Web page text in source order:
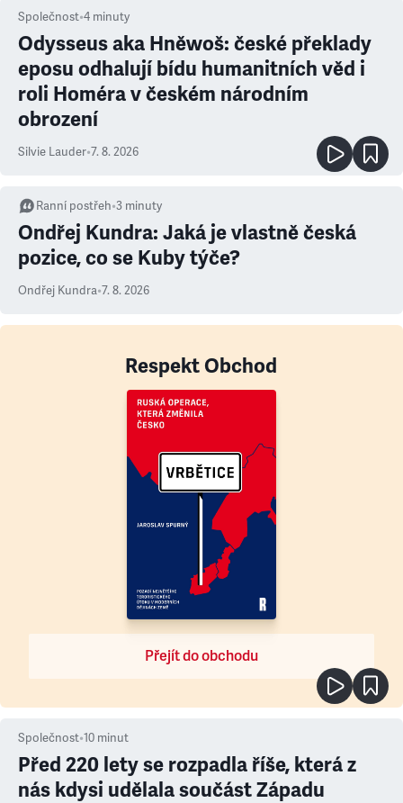
Společnost•4 minuty
Odysseus aka Hněwoš: české překlady
eposu odhalují bídu humanitních věd i
roli Homéra v českém národním
obrození
Silvie Lauder•7. 8. 2026
Ranní postřeh•3 minuty
Ondřej Kundra: Jaká je vlastně česká
pozice, co se Kuby týče?
Ondřej Kundra•7. 8. 2026
Respekt Obchod
Přejít do obchodu
Společnost•10 minut
Před 220 lety se rozpadla říše, která z
nás kdysi udělala součást Západu